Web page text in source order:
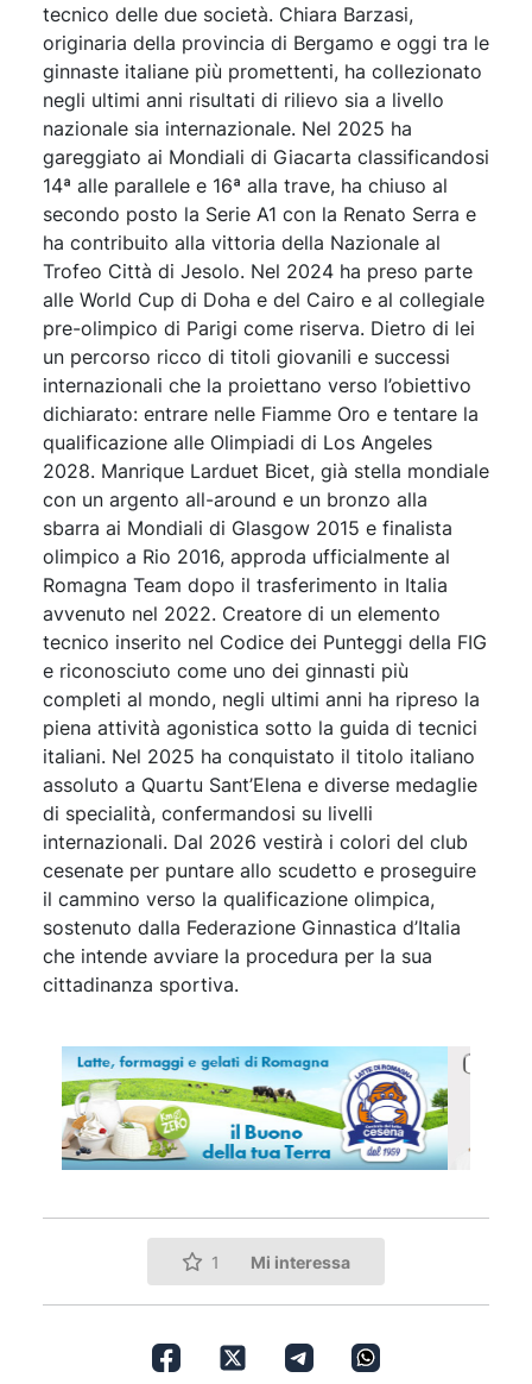
tecnico delle due società. Chiara Barzasi,
originaria della provincia di Bergamo e oggi tra le
ginnaste italiane più promettenti, ha collezionato
negli ultimi anni risultati di rilievo sia a livello
nazionale sia internazionale. Nel 2025 ha
gareggiato ai Mondiali di Giacarta classificandosi
14ª alle parallele e 16ª alla trave, ha chiuso al
secondo posto la Serie A1 con la Renato Serra e
ha contribuito alla vittoria della Nazionale al
Trofeo Città di Jesolo. Nel 2024 ha preso parte
alle World Cup di Doha e del Cairo e al collegiale
pre-olimpico di Parigi come riserva. Dietro di lei
un percorso ricco di titoli giovanili e successi
internazionali che la proiettano verso l’obiettivo
dichiarato: entrare nelle Fiamme Oro e tentare la
qualificazione alle Olimpiadi di Los Angeles
2028. Manrique Larduet Bicet, già stella mondiale
con un argento all-around e un bronzo alla
sbarra ai Mondiali di Glasgow 2015 e finalista
olimpico a Rio 2016, approda ufficialmente al
Romagna Team dopo il trasferimento in Italia
avvenuto nel 2022. Creatore di un elemento
tecnico inserito nel Codice dei Punteggi della FIG
e riconosciuto come uno dei ginnasti più
completi al mondo, negli ultimi anni ha ripreso la
piena attività agonistica sotto la guida di tecnici
italiani. Nel 2025 ha conquistato il titolo italiano
assoluto a Quartu Sant’Elena e diverse medaglie
di specialità, confermandosi su livelli
internazionali. Dal 2026 vestirà i colori del club
cesenate per puntare allo scudetto e proseguire
il cammino verso la qualificazione olimpica,
sostenuto dalla Federazione Ginnastica d’Italia
che intende avviare la procedura per la sua
cittadinanza sportiva.
1 Mi interessa